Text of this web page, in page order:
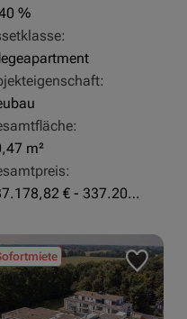
%
m²
337.178,82 € - 337.207,06 €